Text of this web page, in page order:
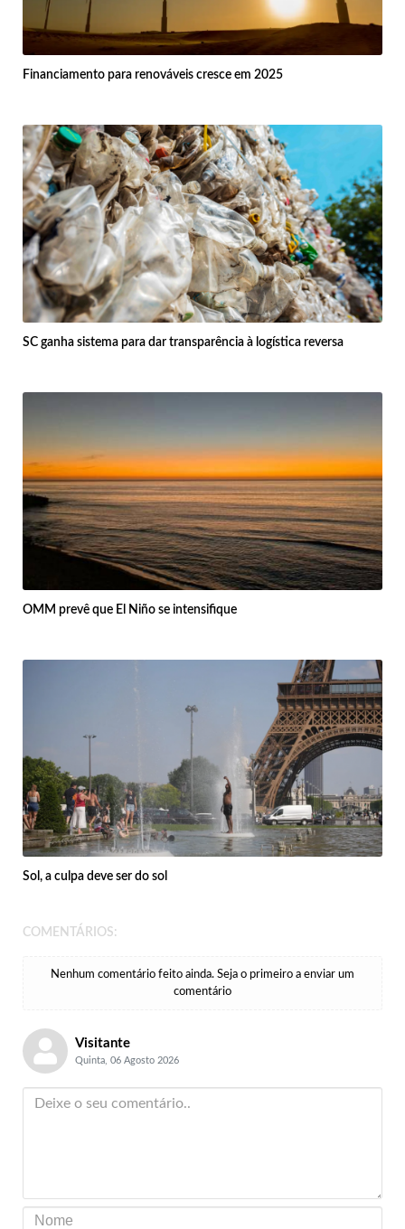
Financiamento para renováveis cresce em 2025
SC ganha sistema para dar transparência à logística reversa
OMM prevê que El Niño se intensifique
Sol, a culpa deve ser do sol
COMENTÁRIOS:
Nenhum comentário feito ainda. Seja o primeiro a enviar um
comentário
Visitante
Quinta, 06 Agosto 2026